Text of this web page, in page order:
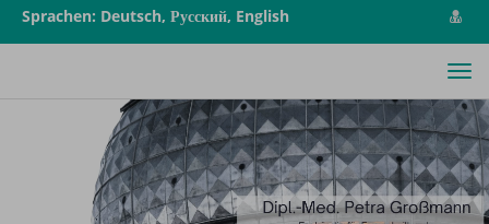
Sprachen: Deutsch, Русский, English